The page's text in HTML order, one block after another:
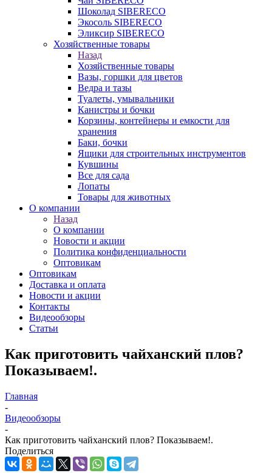
Шоколад SIBERECO
Экосоль SIBERECO
Эликсир SIBERECO
Хозяйственные товары
Назад
Хозяйственные товары
Вазы, горшки для цветов
Ведра и тазы
Туалеты, умывальники
Канистры и бочки
Корзины, контейнеры и емкости для
хранения
Баки, бочки
Ящики для строительных инструментов
Кувшины
Все для сада
Лопаты
Товары для животных
О компании
Назад
О компании
Новости и акции
Политика конфиденциальности
Оптовикам
Оптовикам
Доставка и оплата
Новости и акции
Контакты
Видеообзоры
Статьи
Как приготовить чайханский плов?
Показываем!.
Главная
-
Видеообзоры
-
Как приготовить чайханский плов? Показываем!.
Поделиться